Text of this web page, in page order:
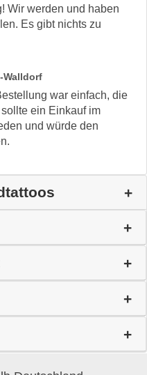
Wir werden und haben
Es gibt nichts zu
Walldorf
war einfach, die
ein Einkauf im
und würde den